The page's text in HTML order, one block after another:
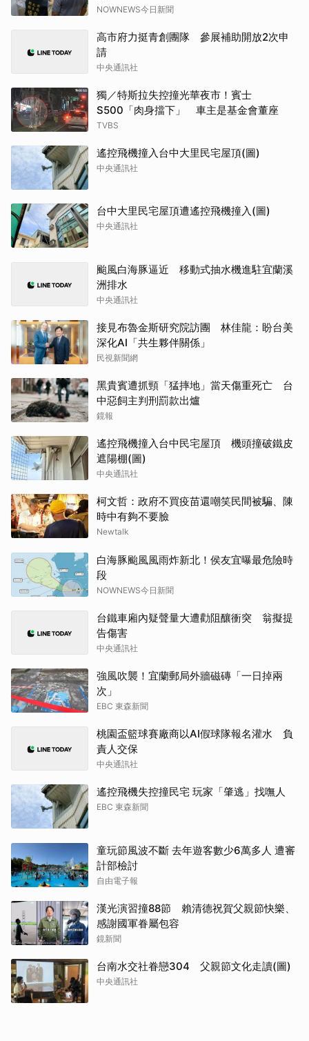
NOWNEWS今日新聞
高市府力挺青創團隊 參展補助開放2次申
請
中央通訊社
獨／特斯拉失控撞光華夜市！賓士
S500「肉身擋下」 車主是基金會董座
TVBS
遙控飛機撞入台中大里民宅屋頂(圖)
中央通訊社
台中大里民宅屋頂遭遙控飛機撞入(圖)
中央通訊社
颱風白海豚逼近 移動式抽水機進駐宜蘭溪
洲排水
中央通訊社
接見布魯金斯研究院訪團 林佳龍：盼台美
深化AI「共生夥伴關係」
民視新聞網
黑貴賓遭抓頸「猛摔地」當天傷重死亡 台
中惡飼主判刑罰款出爐
鏡報
遙控飛機撞入台中民宅屋頂 機頭撞破鐵皮
遮陽棚(圖)
中央通訊社
柯文哲：政府不買疫苗還嘲笑民間被騙、陳
時中有夠不要臉
Newtalk
白海豚颱風風雨炸新北！侯友宜曝最危險時
段
NOWNEWS今日新聞
台鐵車廂內疑聲量大遭勸阻釀衝突 翁擬提
告傷害
中央通訊社
強風吹襲！宜蘭郵局外牆磁磚「一日掉兩
次」
EBC 東森新聞
桃園盃籃球賽廠商以AI假球隊報名灌水 負
責人交保
中央通訊社
遙控飛機失控撞民宅 玩家「肇逃」找嘸人
EBC 東森新聞
童玩節風波不斷 去年遊客數少6萬多人 遭審
計部檢討
自由電子報
漢光演習撞88節 賴清德祝賀父親節快樂、
感謝國軍眷屬包容
鏡新聞
台南水交社眷戀304 父親節文化走讀(圖)
中央通訊社